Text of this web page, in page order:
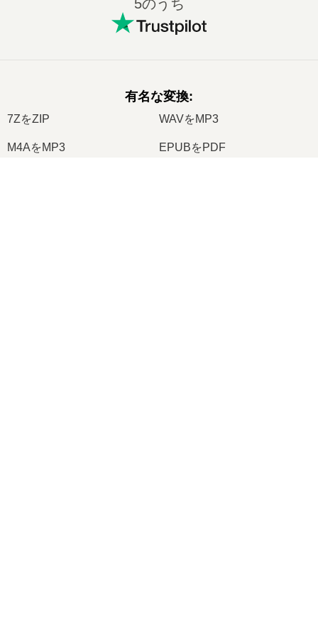
5のうち
有名な変換:
7ZをZIP WAVをMP3
M4AをMP3 EPUBをPDF